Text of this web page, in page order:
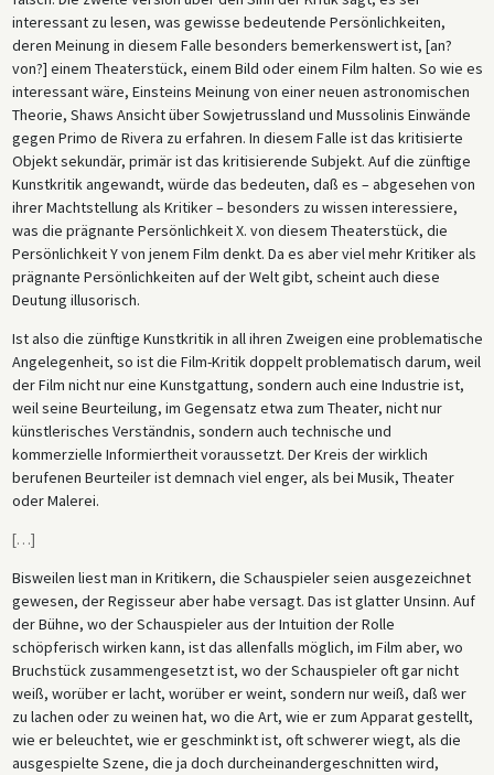
interessant zu lesen, was gewisse bedeutende Persönlichkeiten,
deren Meinung in diesem Falle besonders bemerkenswert ist, [an?
von?] einem Theaterstück, einem Bild oder einem Film halten. So wie es
interessant wäre, Einsteins Meinung von einer neuen astronomischen
Theorie, Shaws Ansicht über Sowjetrussland und Mussolinis Einwände
gegen Primo de Rivera zu erfahren. In diesem Falle ist das kritisierte
Objekt sekundär, primär ist das kritisierende Subjekt. Auf die zünftige
Kunstkritik angewandt, würde das bedeuten, daß es – abgesehen von
ihrer Machtstellung als Kritiker – besonders zu wissen interessiere,
was die prägnante Persönlichkeit X. von diesem Theaterstück, die
Persönlichkeit Y von jenem Film denkt. Da es aber viel mehr Kritiker als
prägnante Persönlichkeiten auf der Welt gibt, scheint auch diese
Deutung illusorisch.
Ist also die zünftige Kunstkritik in all ihren Zweigen eine problematische
Angelegenheit, so ist die Film-Kritik doppelt problematisch darum, weil
der Film nicht nur eine Kunstgattung, sondern auch eine Industrie ist,
weil seine Beurteilung, im Gegensatz etwa zum Theater, nicht nur
künstlerisches Verständnis, sondern auch technische und
kommerzielle Informiertheit voraussetzt. Der Kreis der wirklich
berufenen Beurteiler ist demnach viel enger, als bei Musik, Theater
oder Malerei.
[…]
Bisweilen liest man in Kritikern, die Schauspieler seien ausgezeichnet
gewesen, der Regisseur aber habe versagt. Das ist glatter Unsinn. Auf
der Bühne, wo der Schauspieler aus der Intuition der Rolle
schöpferisch wirken kann, ist das allenfalls möglich, im Film aber, wo
Bruchstück zusammengesetzt ist, wo der Schauspieler oft gar nicht
weiß, worüber er lacht, worüber er weint, sondern nur weiß, daß wer
zu lachen oder zu weinen hat, wo die Art, wie er zum Apparat gestellt,
wie er beleuchtet, wie er geschminkt ist, oft schwerer wiegt, als die
ausgespielte Szene, die ja doch durcheinandergeschnitten wird,